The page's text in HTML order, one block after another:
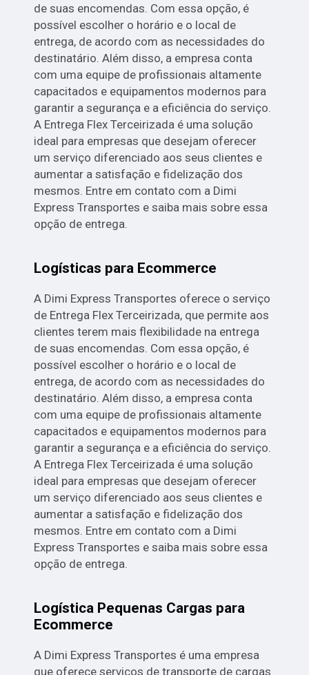
de suas encomendas. Com essa opção, é
possível escolher o horário e o local de
entrega, de acordo com as necessidades do
destinatário. Além disso, a empresa conta
com uma equipe de profissionais altamente
capacitados e equipamentos modernos para
garantir a segurança e a eficiência do serviço.
A Entrega Flex Terceirizada é uma solução
ideal para empresas que desejam oferecer
um serviço diferenciado aos seus clientes e
aumentar a satisfação e fidelização dos
mesmos. Entre em contato com a Dimi
Express Transportes e saiba mais sobre essa
opção de entrega.
Logísticas para Ecommerce
A Dimi Express Transportes oferece o serviço
de Entrega Flex Terceirizada, que permite aos
clientes terem mais flexibilidade na entrega
de suas encomendas. Com essa opção, é
possível escolher o horário e o local de
entrega, de acordo com as necessidades do
destinatário. Além disso, a empresa conta
com uma equipe de profissionais altamente
capacitados e equipamentos modernos para
garantir a segurança e a eficiência do serviço.
A Entrega Flex Terceirizada é uma solução
ideal para empresas que desejam oferecer
um serviço diferenciado aos seus clientes e
aumentar a satisfação e fidelização dos
mesmos. Entre em contato com a Dimi
Express Transportes e saiba mais sobre essa
opção de entrega.
Logística Pequenas Cargas para
Ecommerce
A Dimi Express Transportes é uma empresa
que oferece serviços de transporte de cargas